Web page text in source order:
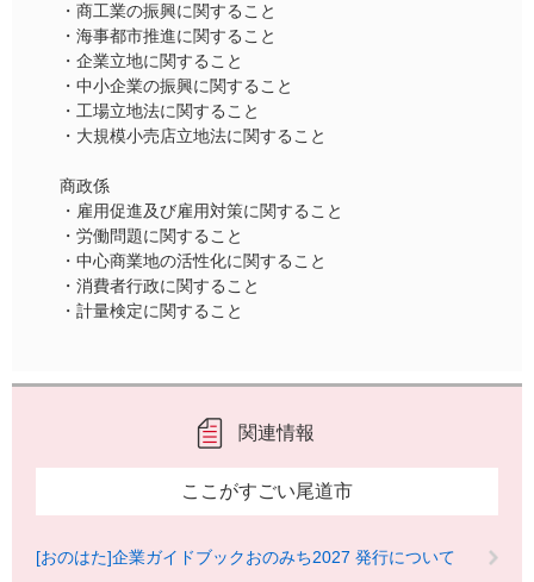
・商工業の振興に関すること
・海事都市推進に関すること
・企業立地に関すること
・中小企業の振興に関すること
・工場立地法に関すること
・大規模小売店立地法に関すること
商政係
・雇用促進及び雇用対策に関すること
・労働問題に関すること
・中心商業地の活性化に関すること
・消費者行政に関すること
・計量検定に関すること
関連情報
ここがすごい尾道市
[おのはた]企業ガイドブックおのみち2027 発行について